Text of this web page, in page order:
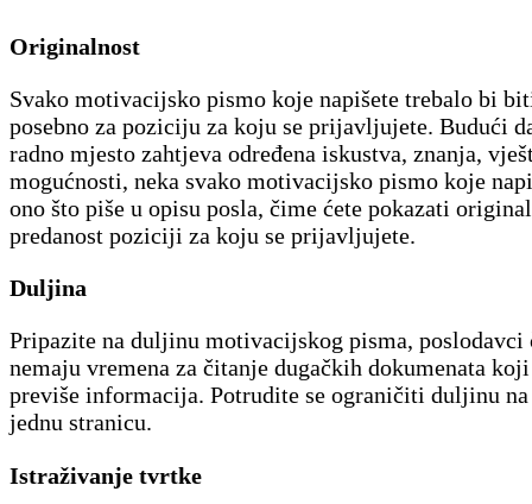
Originalnost
Svako motivacijsko pismo koje napišete trebalo bi
posebno za poziciju za koju se prijavljujete. Budući
radno mjesto zahtjeva određena iskustva, znanja,
mogućnosti, neka svako motivacijsko pismo koje
ono što piše u opisu posla, čime ćete pokazati
predanost poziciji za koju se prijavljujete.
Duljina
Pripazite na duljinu motivacijskog pisma, poslodavci
nemaju vremena za čitanje dugačkih dokumenata koji
previše informacija. Potrudite se ograničiti duljinu
jednu stranicu.
Istraživanje tvrtke